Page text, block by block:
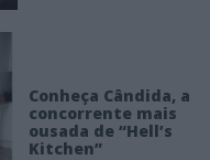
Conheça Cândida, a
concorrente mais
ousada de “Hell’s
Kitchen”